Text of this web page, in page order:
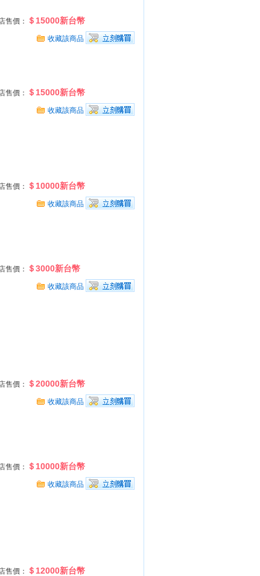
售價： ＄15000新台幣
收藏該商品
售價： ＄15000新台幣
收藏該商品
售價： ＄10000新台幣
收藏該商品
售價： ＄3000新台幣
收藏該商品
售價： ＄20000新台幣
收藏該商品
售價： ＄10000新台幣
收藏該商品
售價： ＄12000新台幣